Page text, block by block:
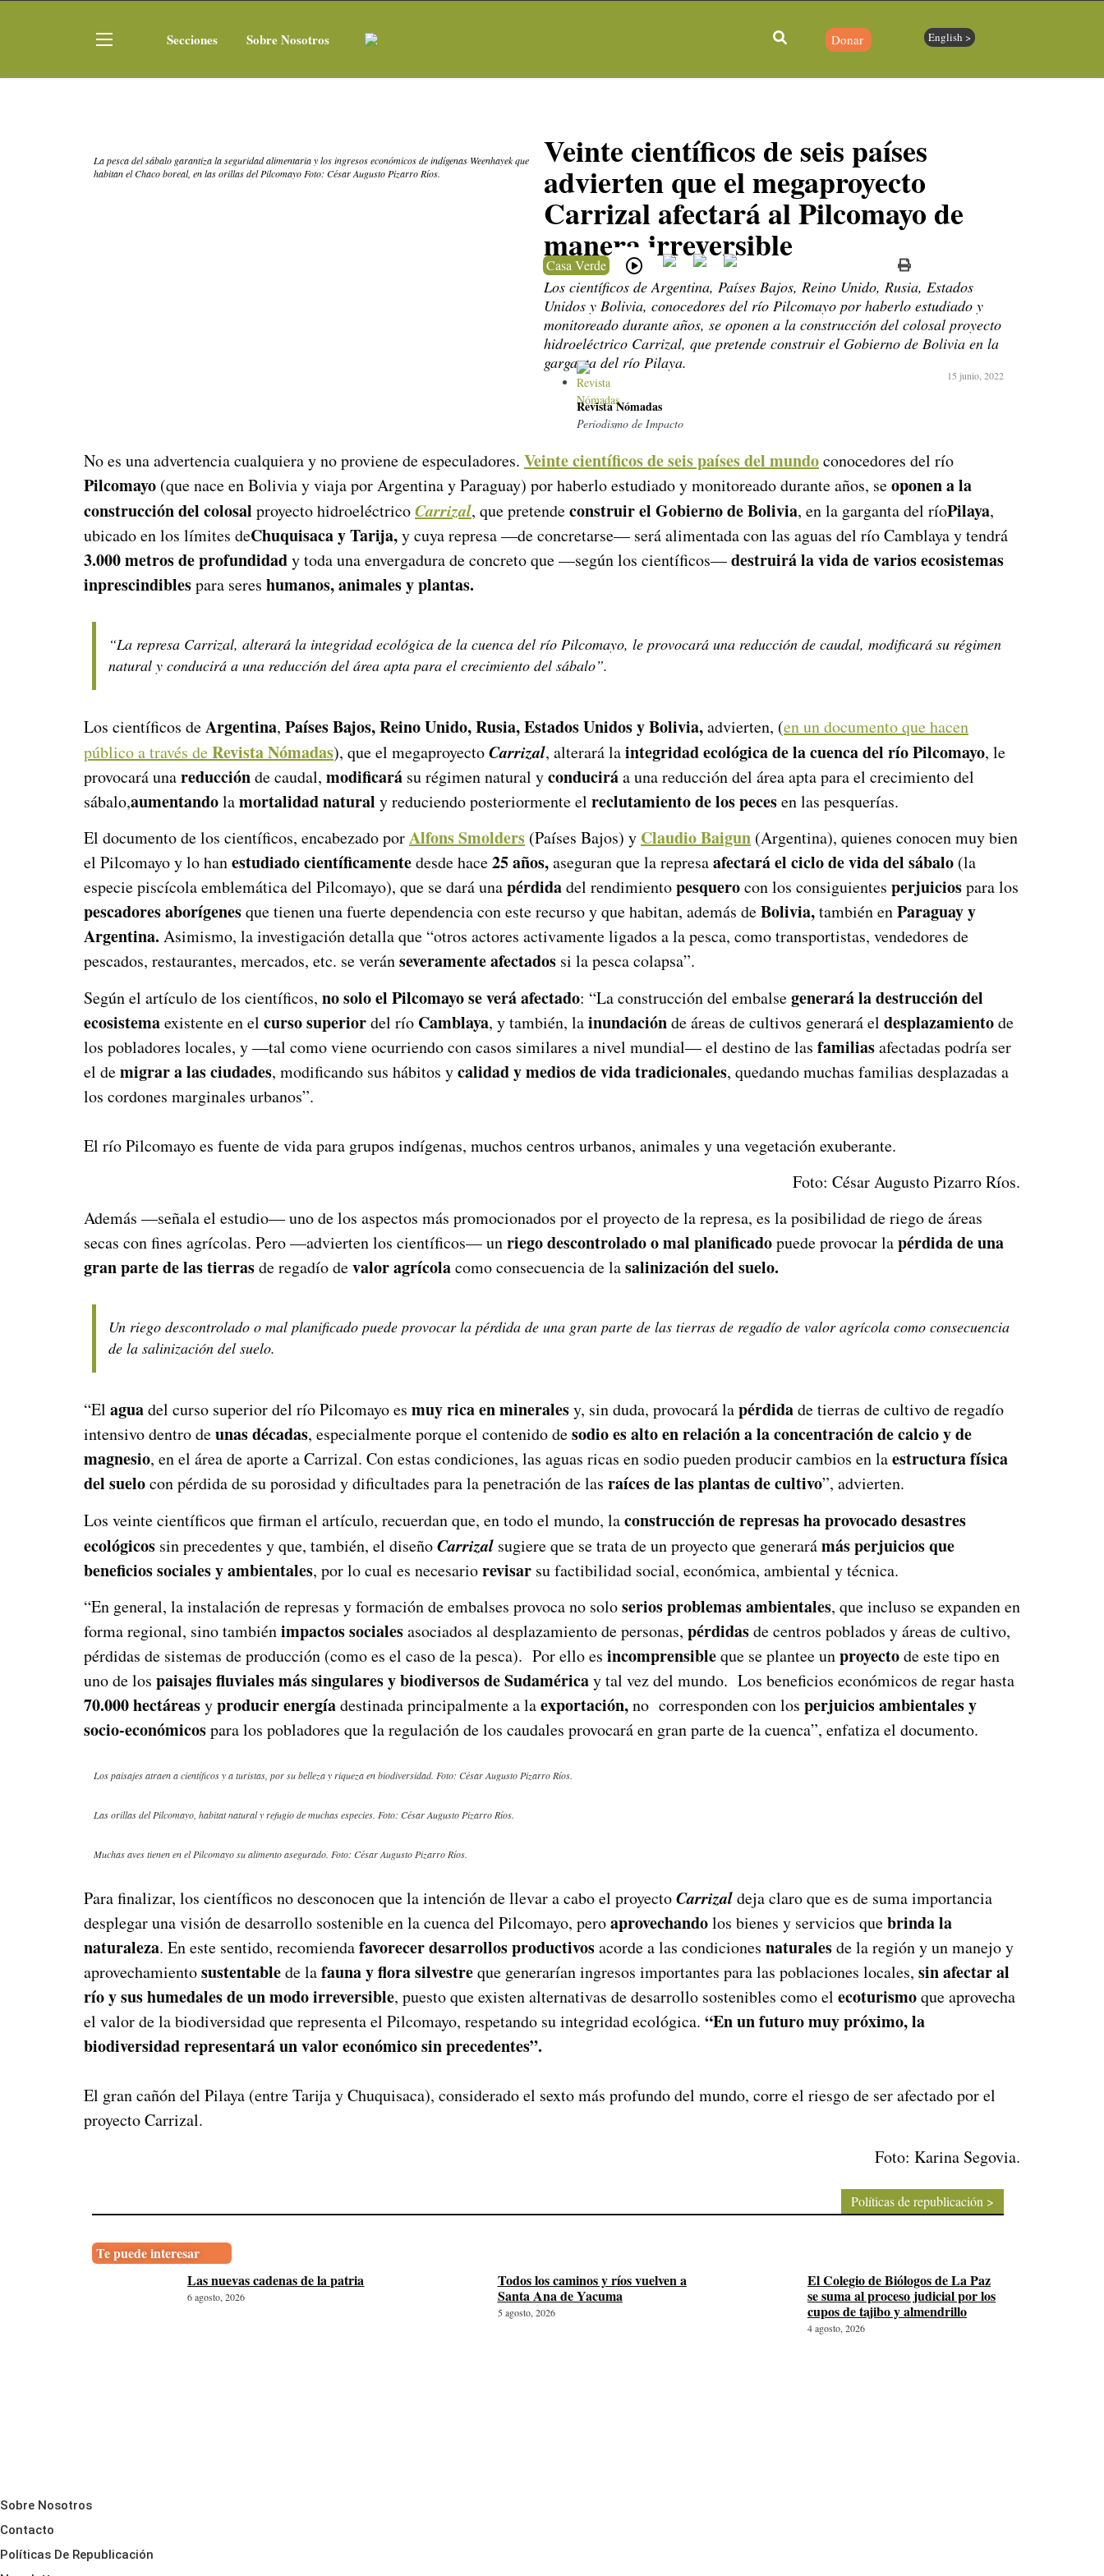
Secciones Sobre Nosotros Donar English >
La pesca del sábalo garantiza la seguridad alimentaria y los ingresos económicos de indígenas Weenhayek que
habitan el Chaco boreal, en las orillas del Pilcomayo Foto: César Augusto Pizarro Ríos.
Veinte científicos de seis países
advierten que el megaproyecto
Carrizal afectará al Pilcomayo de
manera irreversible
Casa Verde
Los científicos de Argentina, Países Bajos, Reino Unido, Rusia, Estados
Unidos y Bolivia, conocedores del río Pilcomayo por haberlo estudiado y
monitoreado durante años, se oponen a la construcción del colosal proyecto
hidroeléctrico Carrizal, que pretende construir el Gobierno de Bolivia en la
garganta del río Pilaya.
15 junio, 2022
Revista Nómadas
Periodismo de Impacto
No es una advertencia cualquiera y no proviene de especuladores. Veinte científicos de seis países del mundoconocedores del río
Pilcomayo (que nace en Bolivia y viaja por Argentina y Paraguay) por haberlo estudiado y monitoreado durante años, seoponen a la
construcción del colosal proyecto hidroeléctricoCarrizal, que pretendeconstruir el Gobierno de Bolivia, en la garganta del ríoPilaya,
ubicado en los límites deChuquisaca y Tarija,y cuya represa —de concretarse— será alimentada con las aguas del río Camblaya y tendrá
3.000 metros de profundidady toda una envergadura de concreto que —según los científicos—destruirá la vida de varios ecosistemas
inprescindiblespara seres humanos, animales y plantas.
“La represa Carrizal, alterará la integridad ecológica de la cuenca del río Pilcomayo, le provocará una reducción de caudal, modificará su régimen
natural y conducirá a una reducción del área apta para el crecimiento del sábalo”.
Los científicos deArgentina, Países Bajos, Reino Unido, Rusia, Estados Unidos y Bolivia,advierten, (en un documento que hacen
público a través deRevista Nómadas), que el megaproyectoCarrizal, alterará laintegridad ecológicade la cuenca del río Pilcomayo, le
provocará unareducciónde caudal, modificará su régimen natural yconduciráa una reducción del área apta para el crecimiento del
sábalo,aumentandolamortalidad natural y reduciendo posteriormente el reclutamiento de los pecesen las pesquerías.
El documento de los científicos, encabezado porAlfons Smolders (Países Bajos) y Claudio Baigun (Argentina), quienes conocen muy bien
el Pilcomayo y lo hanestudiado científicamentedesde hace25 años,aseguran que la represaafectará el ciclo de vida del sábalo (la
especie piscícola emblemática del Pilcomayo), que se dará unapérdidadel rendimientopesquerocon los consiguientes perjuiciospara los
pescadores aborígenesque tienen una fuerte dependencia con este recurso y que habitan, además deBolivia,también enParaguay y
Argentina. Asimismo, la investigación detalla que “otros actores activamente ligados a la pesca, como transportistas, vendedores de
pescados, restaurantes, mercados, etc. se veránseveramente afectados si la pesca colapsa”.
Según el artículo de los científicos, no solo el Pilcomayo se verá afectado: “La construcción del embalsegenerará la destrucción del
ecosistemaexistente en el curso superiordel río Camblaya, y también, lainundaciónde áreas de cultivos generará el desplazamientode
los pobladores locales, y —tal como viene ocurriendo con casos similares a nivel mundial— el destino de las familiasafectadas podría ser
el demigrar a las ciudades, modificando sus hábitos ycalidad y medios de vida tradicionales, quedando muchas familias desplazadas a
los cordones marginales urbanos”.
El río Pilcomayo es fuente de vida para grupos indígenas, muchos centros urbanos, animales y una vegetación exuberante.
Foto: César Augusto Pizarro Ríos.
Además —señala el estudio— uno de los aspectos más promocionados por el proyecto de la represa, es la posibilidad de riego de áreas
secas con fines agrícolas. Pero —advierten los científicos— unriego descontrolado o mal planificadopuede provocar lapérdida de una
gran parte de las tierrasde regadío devalor agrícolacomo consecuencia de lasalinización del suelo.
Un riego descontrolado o mal planificado puede provocar la pérdida de una gran parte de las tierras de regadío de valor agrícola como consecuencia
de la salinización del suelo.
“El aguadel curso superior del río Pilcomayo es muy rica en mineralesy, sin duda, provocará lapérdidade tierras de cultivo de regadío
intensivo dentro deunas décadas, especialmente porque el contenido desodio es alto en relación a la concentración de calcio y de
magnesio, en el área de aporte a Carrizal. Con estas condiciones, las aguas ricas en sodio pueden producir cambios en laestructura física
del suelocon pérdida de su porosidad y dificultades para la penetración de las raíces de las plantas de cultivo”, advierten.
Los veinte científicos que firman el artículo, recuerdan que, en todo el mundo, laconstrucción de represas ha provocado desastres
ecológicos sin precedentes y que, también, el diseñoCarrizal sugiere que se trata de un proyecto que generarámás perjuicios que
beneficios sociales y ambientales, por lo cual es necesariorevisar su factibilidad social, económica, ambiental y técnica.
“En general, la instalación de represas y formación de embalses provoca no soloserios problemas ambientales, que incluso se expanden en
forma regional, sino tambiénimpactos socialesasociados al desplazamiento de personas, pérdidasde centros poblados y áreas de cultivo,
pérdidas de sistemas de producción (como es el caso de la pesca). Por ello es incomprensibleque se plantee unproyectode este tipo en
uno de los paisajes fluviales más singulares y biodiversos de Sudaméricay tal vez del mundo. Los beneficios económicos de regar hasta
70.000 hectáreasyproducir energíadestinada principalmente a laexportación,no corresponden con los perjuicios ambientales y
socio-económicospara los pobladores que la regulación de los caudales provocará en gran parte de la cuenca”, enfatiza el documento.
Los paisajes atraen a científicos y a turistas, por su belleza y riqueza en biodiversidad. Foto: César Augusto Pizarro Ríos.
Las orillas del Pilcomayo, habitat natural y refugio de muchas especies. Foto: César Augusto Pizarro Ríos.
Muchas aves tienen en el Pilcomayo su alimento asegurado. Foto: César Augusto Pizarro Ríos.
Para finalizar, los científicos no desconocen que la intención de llevar a cabo el proyectoCarrizaldeja claro que es de suma importancia
desplegar una visión de desarrollo sostenible en la cuenca del Pilcomayo, peroaprovechandolos bienes y servicios quebrinda la
naturaleza. En este sentido, recomiendafavorecer desarrollosproductivosacorde a las condiciones naturalesde la región y un manejo y
aprovechamientosustentablede lafauna y flora silvestreque generarían ingresos importantes para las poblaciones locales, sin afectar al
río y sus humedales de un modo irreversible, puesto que existen alternativas de desarrollo sostenibles como el ecoturismoque aprovecha
el valor de la biodiversidad que representa el Pilcomayo, respetando su integridad ecológica. “En un futuro muy próximo, la
biodiversidad representará un valor económico sin precedentes”.
El gran cañón del Pilaya (entre Tarija y Chuquisaca), considerado el sexto más profundo del mundo, corre el riesgo de ser afectado por el
proyecto Carrizal.
Foto: Karina Segovia.
Políticas de republicación >
Te puede interesar
Las nuevas cadenas de la patria
6 agosto, 2026
Todos los caminos y ríos vuelven a
Santa Ana de Yacuma
5 agosto, 2026
El Colegio de Biólogos de La Paz
se suma al proceso judicial por los
cupos de tajibo y almendrillo
4 agosto, 2026
Sobre Nosotros
Contacto
Políticas De Republicación